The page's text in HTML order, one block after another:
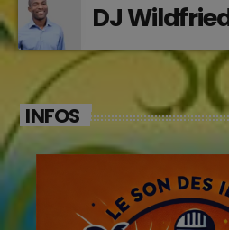
DJ
INFOS